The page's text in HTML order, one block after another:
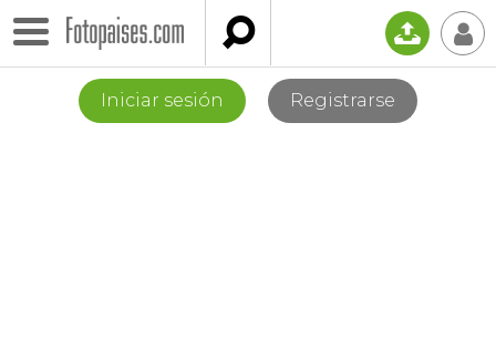
 📤 👤
Iniciar sesión Registrarse